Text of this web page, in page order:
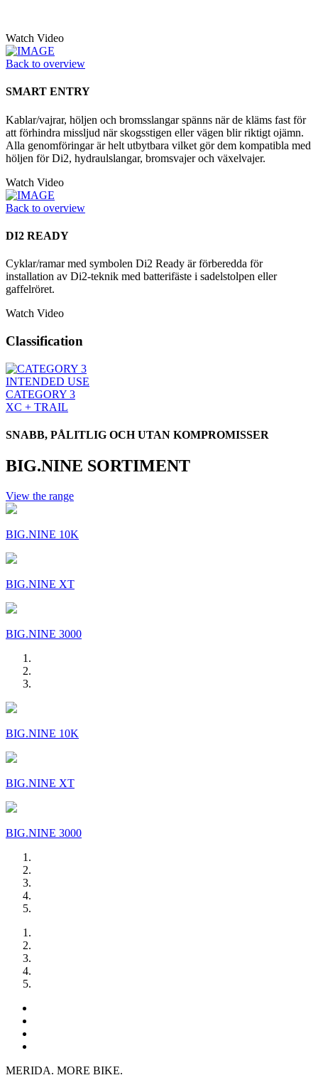
Watch Video
Back to overview
SMART ENTRY
Kablar/vajrar, höljen och bromsslangar spänns när de kläms fast för
att förhindra missljud när skogsstigen eller vägen blir riktigt ojämn.
Alla genomföringar är helt utbytbara vilket gör dem kompatibla med
höljen för Di2, hydraulslangar, bromsvajer och växelvajer.
Watch Video
Back to overview
DI2 READY
Cyklar/ramar med symbolen Di2 Ready är förberedda för
installation av Di2-teknik med batterifäste i sadelstolpen eller
gaffelröret.
Watch Video
Classification
INTENDED USE
CATEGORY 3
XC + TRAIL
SNABB, PÅLITLIG OCH UTAN KOMPROMISSER
BIG.NINE SORTIMENT
View the range
BIG.NINE 10K
BIG.NINE XT
BIG.NINE 3000
BIG.NINE 10K
BIG.NINE XT
BIG.NINE 3000
MERIDA. MORE BIKE.